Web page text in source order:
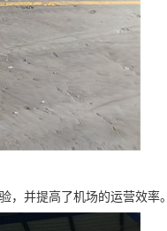
，并提高了机场的运营效率。